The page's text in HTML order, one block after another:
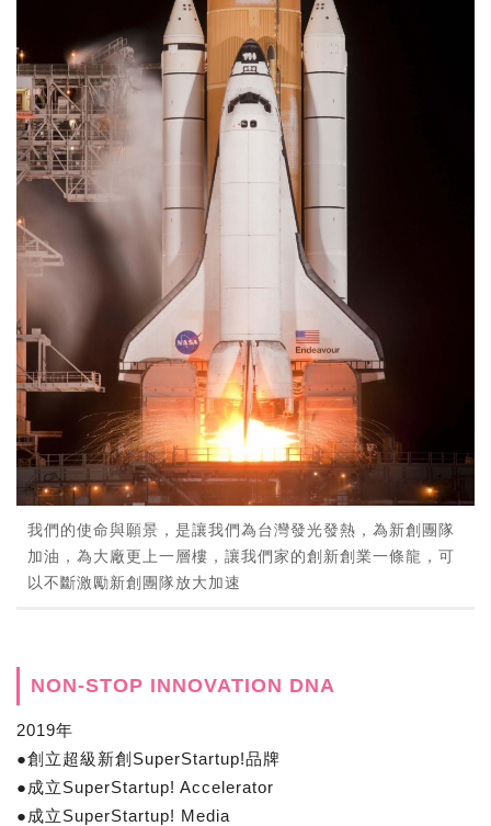
我們的使命與願景，是讓我們為台灣發光發熱，為新創團隊
加油，為大廠更上一層樓，讓我們家的創新創業一條龍，可
以不斷激勵新創團隊放大加速
NON-STOP INNOVATION DNA
​2019年
●創立超級新創SuperStartup!品牌
●成立SuperStartup! Accelerator
●成立SuperStartup! Media